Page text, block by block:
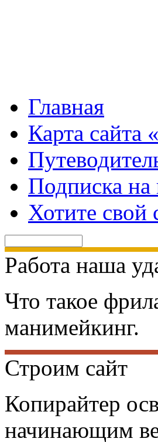
Главная
Карта сайта
Подписка на
Хотите свой
Работа наша
Что такое
манимейкинг.
Строим сайт
Копирайтер
начинающим